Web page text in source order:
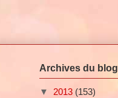
Archives du blog
▼ 2013 (153)